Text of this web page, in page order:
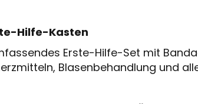
Hilfe-Kasten
Erste-Hilfe-Set mit
Blasenbehandlung und